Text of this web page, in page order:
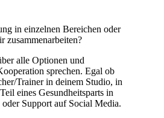
in einzelnen Bereichen oder
zusammenarbeiten?
alle Optionen und
sprechen. Egal ob
Trainer in deinem Studio, in
eines Gesundheitsparts in
Support auf Social Media.